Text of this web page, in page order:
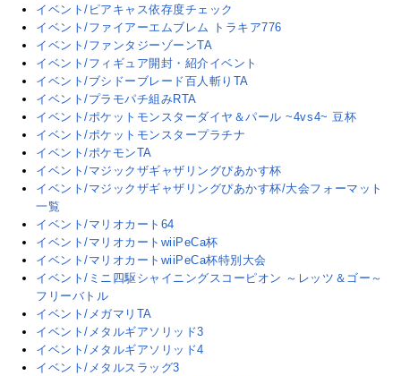
イベント/ピアキャス依存度チェック
イベント/ファイアーエムブレム トラキア776
イベント/ファンタジーゾーンTA
イベント/フィギュア開封・紹介イベント
イベント/ブシドーブレード百人斬りTA
イベント/プラモパチ組みRTA
イベント/ポケットモンスターダイヤ＆パール ~4vs4~ 豆杯
イベント/ポケットモンスタープラチナ
イベント/ポケモンTA
イベント/マジックザギャザリングぴあかす杯
イベント/マジックザギャザリングぴあかす杯/大会フォーマット
一覧
イベント/マリオカート64
イベント/マリオカートwiiPeCa杯
イベント/マリオカートwiiPeCa杯特別大会
イベント/ミニ四駆シャイニングスコーピオン ～レッツ＆ゴー～
フリーバトル
イベント/メガマリTA
イベント/メタルギアソリッド3
イベント/メタルギアソリッド4
イベント/メタルスラッグ3